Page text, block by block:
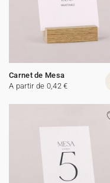
Carnet de Mesa
A partir de 0,42 €